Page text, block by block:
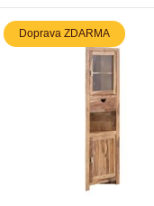
Doprava ZDARMA